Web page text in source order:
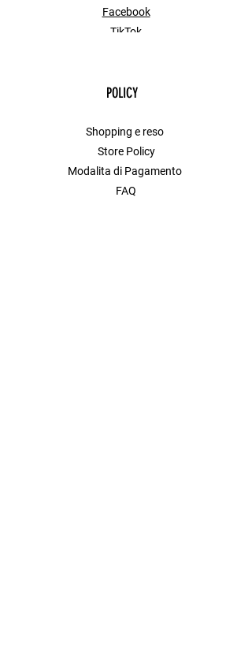
Facebook
TikTok
POLICY
Shopping e reso
Store Policy
Modalita di Pagamento
FAQ